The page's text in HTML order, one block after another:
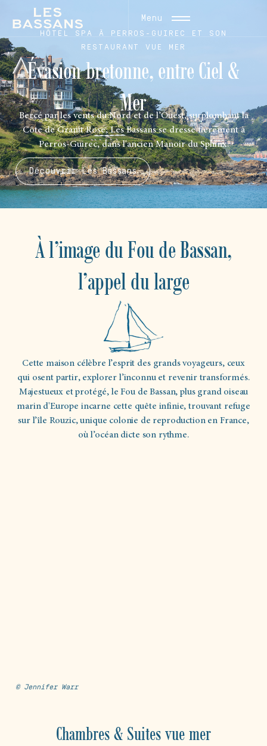
Menu
HÔTEL SPA À PERROS-GUIREC ET SON
RESTAURANT VUE MER
Évasion bretonne, entre Ciel &
Mer
Bercé par les vents du Nord et de l’Ouest, surplombant la
Côte de Granit Rose, Les Bassans se dresse fièrement à
Perros-Guirec, dans l'ancien Manoir du Sphinx.
Découvrir Les Bassans
© Jennifer Warr
À l’image du Fou de Bassan,
l’appel du large
Cette maison célèbre l’esprit des grands voyageurs, ceux
qui osent partir, explorer l’inconnu et revenir transformés.
Majestueux et protégé, le Fou de Bassan, plus grand oiseau
marin d'Europe incarne cette quête infinie, trouvant refuge
sur l’île Rouzic, unique colonie de reproduction en France,
où l’océan dicte son rythme.
Chambres & Suites vue mer